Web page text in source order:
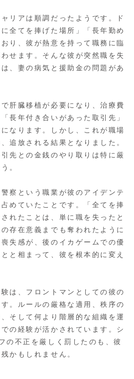
リアは順調だったようです。ド
全てを捧げた場所」「長年勤め
り、彼が熱意を持って職務に臨
せます。そんな彼が突然職を失
、妻の病気と援助金の問題があ
肝臓移植が必要になり、治療費
長年付き合いがあった取引先」
なります。しかし、これが職場
追放される結果となりました。
先との金銭のやり取りは特に厳
。
察という職業が彼のアイデンテ
めていたことです。「全てを捧
れたことは、単に職を失ったと
存在意義までも奪われたように
失感が、後のイカゲームでの優
と相まって、彼を根本的に変え
は、フロントマンとしての彼の
。ルールの厳格な適用、秩序の
そして何より階層的な組織を運
の経験が活かされています。シ
の不正を厳しく罰したのも、彼
かもしれません。